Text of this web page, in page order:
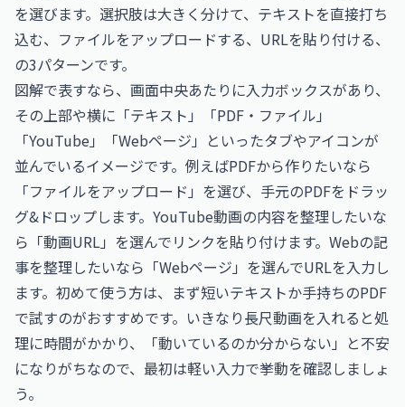
を選びます。選択肢は大きく分けて、テキストを直接打ち
込む、ファイルをアップロードする、URLを貼り付ける、
の3パターンです。
図解で表すなら、画面中央あたりに入力ボックスがあり、
その上部や横に「テキスト」「PDF・ファイル」
「YouTube」「Webページ」といったタブやアイコンが
並んでいるイメージです。例えばPDFから作りたいなら
「ファイルをアップロード」を選び、手元のPDFをドラッ
グ&ドロップします。YouTube動画の内容を整理したいな
ら「動画URL」を選んでリンクを貼り付けます。Webの記
事を整理したいなら「Webページ」を選んでURLを入力し
ます。初めて使う方は、まず短いテキストか手持ちのPDF
で試すのがおすすめです。いきなり長尺動画を入れると処
理に時間がかかり、「動いているのか分からない」と不安
になりがちなので、最初は軽い入力で挙動を確認しましょ
う。